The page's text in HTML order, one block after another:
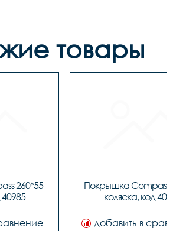
товары
260*55
Покрышка Compass
коляска, код
добавить в